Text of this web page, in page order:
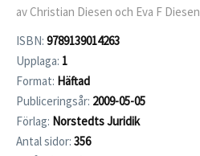
av Christian Diesen och Eva F Diesen
ISBN: 9789139014263
Upplaga: 1
Format: Häftad
Publiceringsår: 2009-05-05
Förlag: Norstedts Juridik
Antal sidor: 356